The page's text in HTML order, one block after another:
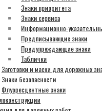
Знаки приоритета
Знаки сервиса
Информационно-
Предписывающие знаки
Предупреждающие знаки
Таблички
Заготовки и маски для дорожных
Знаки безопасности
Флуоресцентные знаки